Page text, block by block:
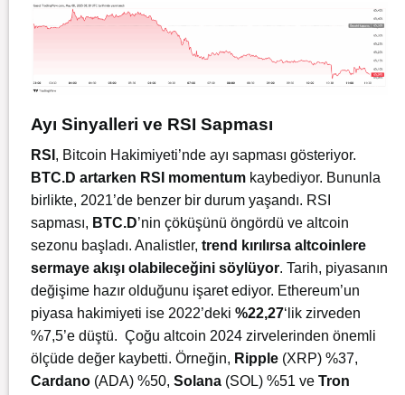
Ayı Sinyalleri ve RSI Sapması
RSI , Bitcoin Hakimiyeti’nde ayı sapması gösteriyor.
BTC.D artarken RSI momentum kaybediyor. Bununla
birlikte, 2021’de benzer bir durum yaşandı. RSI
sapması, BTC.D’nin çöküşünü öngördü ve altcoin
sezonu başladı. Analistler, trend kırılırsa altcoinlere
sermaye akışı olabileceğini söylüyor. Tarih, piyasanın
değişime hazır olduğunu işaret ediyor. Ethereum’un
piyasa hakimiyeti ise 2022’deki %22,27‘lik zirveden
%7,5’e düştü. Çoğu altcoin 2024 zirvelerinden önemli
ölçüde değer kaybetti. Örneğin, Ripple (XRP) %37,
Cardano (ADA) %50, Solana (SOL) %51 ve Tron